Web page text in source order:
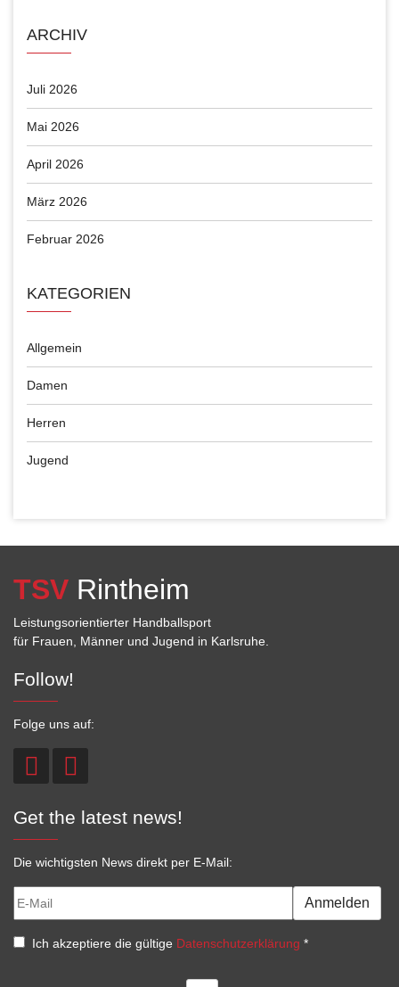
ARCHIV
Juli 2026
Mai 2026
April 2026
März 2026
Februar 2026
KATEGORIEN
Allgemein
Damen
Herren
Jugend
TSV Rintheim
Leistungsorientierter Handballsport
für Frauen, Männer und Jugend in Karlsruhe.
Follow!
Folge uns auf:
Get the latest news!
Die wichtigsten News direkt per E-Mail:
Anmelden
Ich akzeptiere die gültige Datenschutzerklärung *